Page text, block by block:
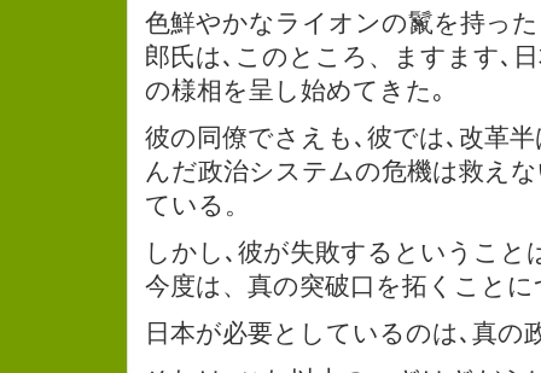
色鮮やかなライオンの鬣を持っ
郎氏は､このところ、ますます､
の様相を呈し始めてきた｡
彼の同僚でさえも､彼では､改革
んだ政治システムの危機は救え
ている。
しかし､彼が失敗するということ
今度は、真の突破口を拓くこと
日本が必要としているのは､真の